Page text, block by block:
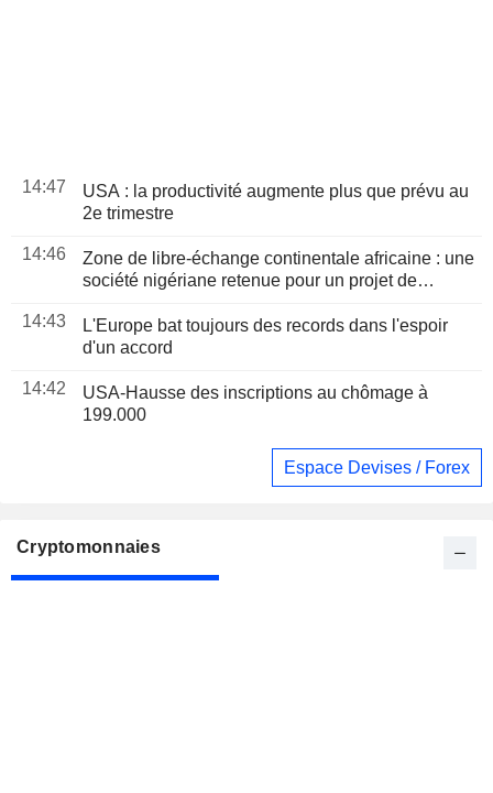
14:47
USA : la productivité augmente plus que prévu au
2e trimestre
14:46
Zone de libre-échange continentale africaine : une
société nigériane retenue pour un projet de
dollars
14:43
L'Europe bat toujours des records dans l'espoir
d'un accord
14:42
USA-Hausse des inscriptions au chômage à
199.000
Espace Devises / Forex
Cryptomonnaies